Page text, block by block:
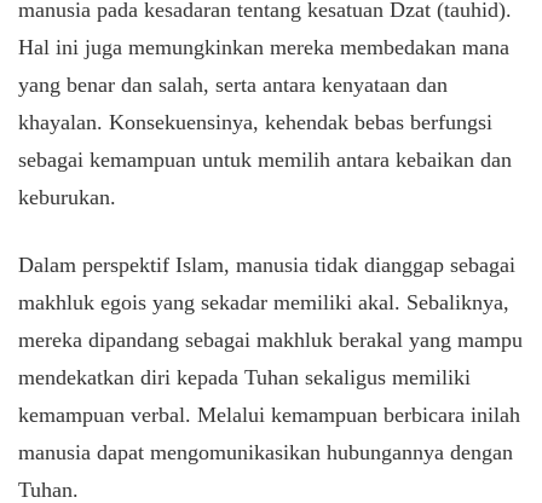
manusia pada kesadaran tentang kesatuan Dzat (tauhid).
Hal ini juga memungkinkan mereka membedakan mana
yang benar dan salah, serta antara kenyataan dan
khayalan. Konsekuensinya, kehendak bebas berfungsi
sebagai kemampuan untuk memilih antara kebaikan dan
keburukan.
​Dalam perspektif Islam, manusia tidak dianggap sebagai
makhluk egois yang sekadar memiliki akal. Sebaliknya,
mereka dipandang sebagai makhluk berakal yang mampu
mendekatkan diri kepada Tuhan sekaligus memiliki
kemampuan verbal. Melalui kemampuan berbicara inilah
manusia dapat mengomunikasikan hubungannya dengan
Tuhan.